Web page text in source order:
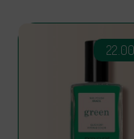
22.00